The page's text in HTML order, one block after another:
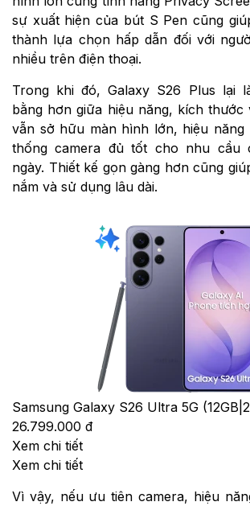
sự xuất hiện của bút S Pen cũng
thành lựa chọn hấp dẫn đối với
nhiều trên điện thoại.
Trong khi đó, Galaxy S26 Plus lại
bằng hơn giữa hiệu năng, kích thước
vẫn sở hữu màn hình lớn, hiệu năng
thống camera đủ tốt cho nhu cầu
ngày. Thiết kế gọn gàng hơn cũng
nắm và sử dụng lâu dài.
Samsung Galaxy S26 Ultra 5G
26.799.000 đ
Xem chi tiết
Xem chi tiết
Vì vậy, nếu ưu tiên camera, hiệu